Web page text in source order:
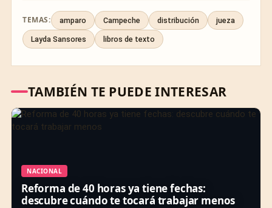
TEMAS: amparo Campeche distribución jueza
Layda Sansores libros de texto
TAMBIÉN TE PUEDE INTERESAR
NACIONAL
Reforma de 40 horas ya tiene fechas:
descubre cuándo te tocará trabajar menos